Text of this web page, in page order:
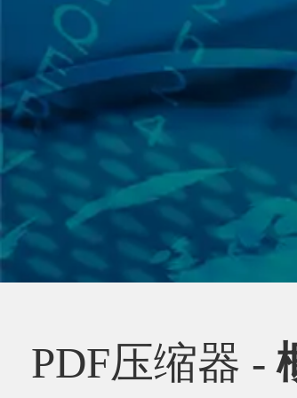
PDF压缩器 -